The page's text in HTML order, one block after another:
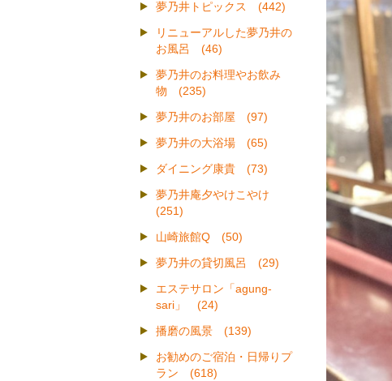
夢乃井トピックス (442)
リニューアルした夢乃井の
お風呂 (46)
夢乃井のお料理やお飲み
物 (235)
夢乃井のお部屋 (97)
夢乃井の大浴場 (65)
ダイニング康貴 (73)
夢乃井庵夕やけこやけ
(251)
山崎旅館Q (50)
夢乃井の貸切風呂 (29)
エステサロン「agung-
sari」 (24)
播磨の風景 (139)
お勧めのご宿泊・日帰りプ
ラン (618)